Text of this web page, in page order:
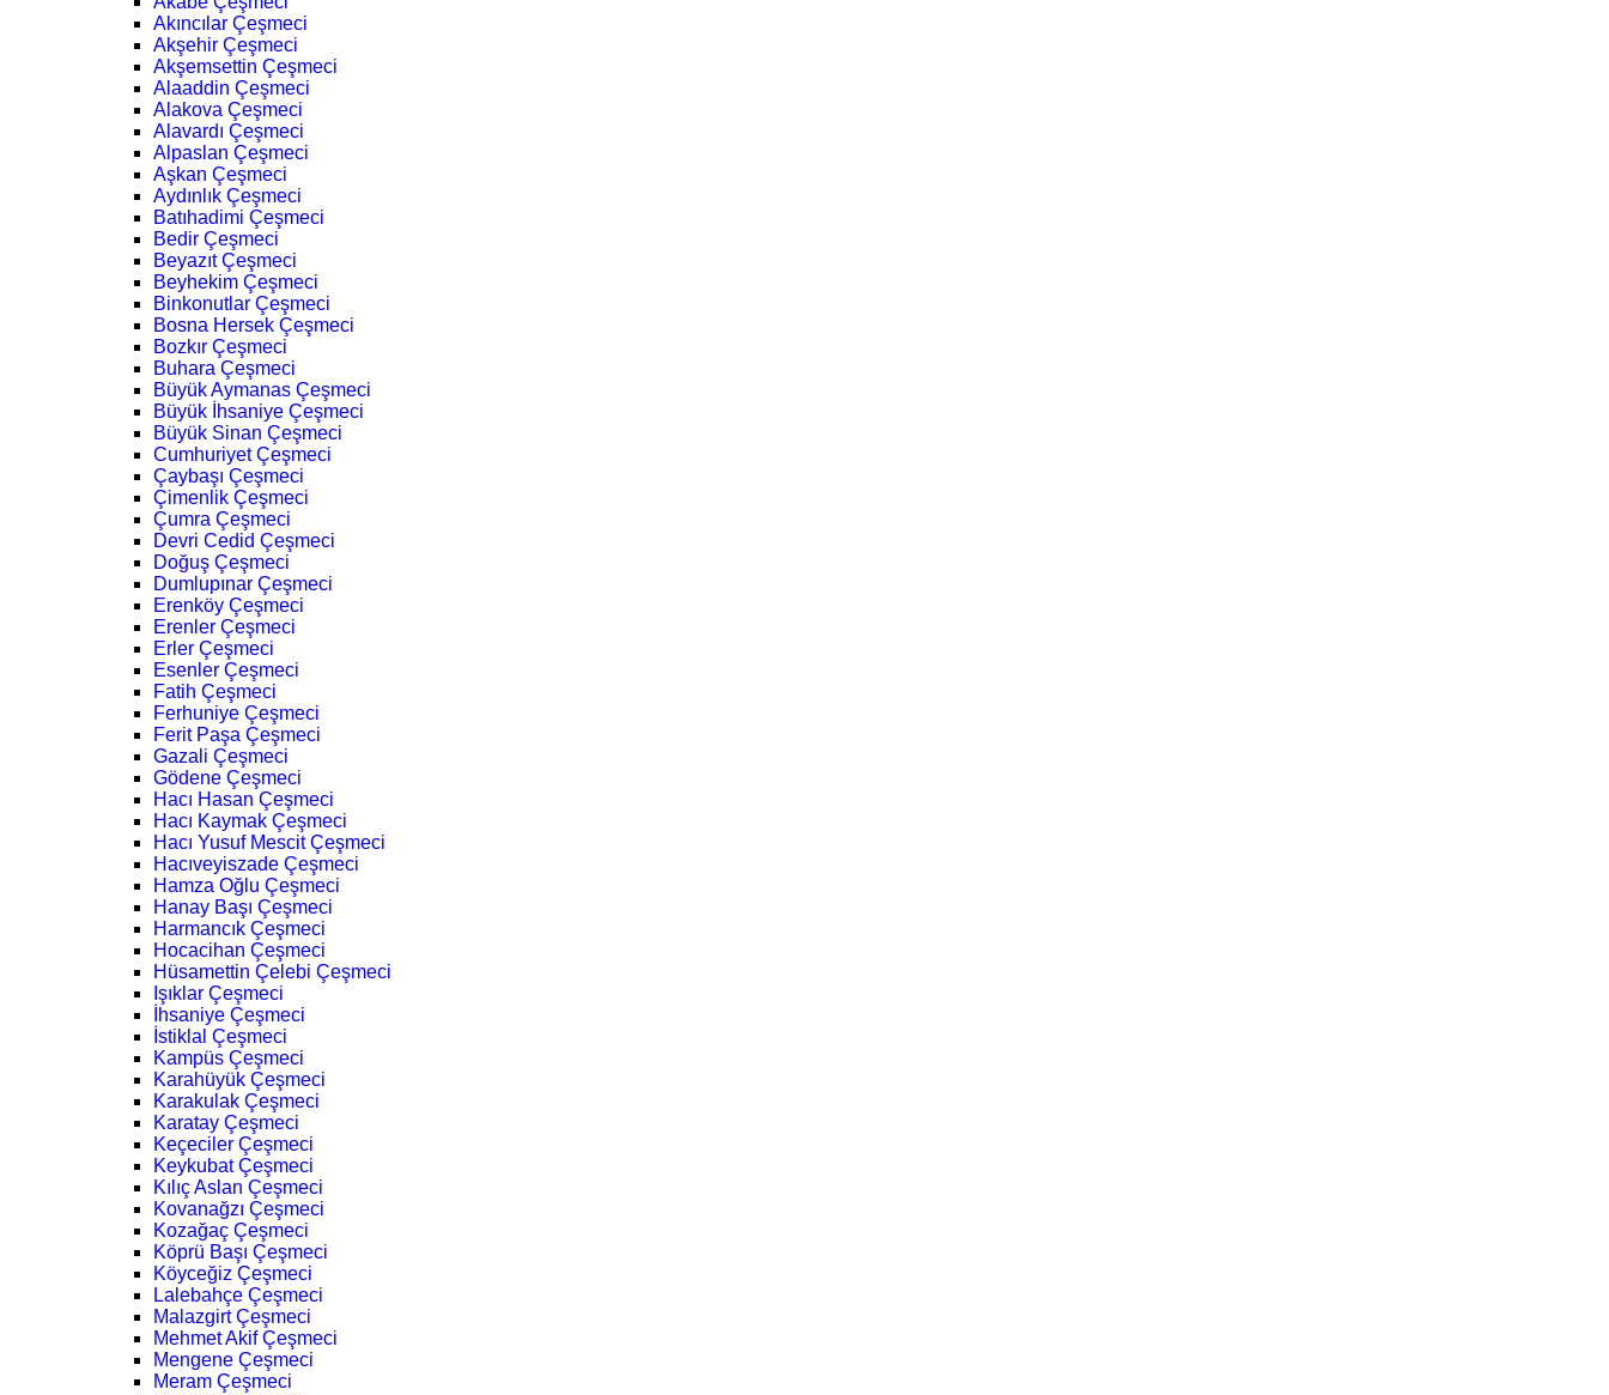
Akıncılar Çeşmeci
Akşehir Çeşmeci
Akşemsettin Çeşmeci
Alaaddin Çeşmeci
Alakova Çeşmeci
Alavardı Çeşmeci
Alpaslan Çeşmeci
Aşkan Çeşmeci
Aydınlık Çeşmeci
Batıhadimi Çeşmeci
Bedir Çeşmeci
Beyazıt Çeşmeci
Beyhekim Çeşmeci
Binkonutlar Çeşmeci
Bosna Hersek Çeşmeci
Bozkır Çeşmeci
Buhara Çeşmeci
Büyük Aymanas Çeşmeci
Büyük İhsaniye Çeşmeci
Büyük Sinan Çeşmeci
Cumhuriyet Çeşmeci
Çaybaşı Çeşmeci
Çimenlik Çeşmeci
Çumra Çeşmeci
Devri Cedid Çeşmeci
Doğuş Çeşmeci
Dumlupınar Çeşmeci
Erenköy Çeşmeci
Erenler Çeşmeci
Erler Çeşmeci
Esenler Çeşmeci
Fatih Çeşmeci
Ferhuniye Çeşmeci
Ferit Paşa Çeşmeci
Gazali Çeşmeci
Gödene Çeşmeci
Hacı Hasan Çeşmeci
Hacı Kaymak Çeşmeci
Hacı Yusuf Mescit Çeşmeci
Hacıveyiszade Çeşmeci
Hamza Oğlu Çeşmeci
Hanay Başı Çeşmeci
Harmancık Çeşmeci
Hocacihan Çeşmeci
Hüsamettin Çelebi Çeşmeci
Işıklar Çeşmeci
İhsaniye Çeşmeci
İstiklal Çeşmeci
Kampüs Çeşmeci
Karahüyük Çeşmeci
Karakulak Çeşmeci
Karatay Çeşmeci
Keçeciler Çeşmeci
Keykubat Çeşmeci
Kılıç Aslan Çeşmeci
Kovanağzı Çeşmeci
Kozağaç Çeşmeci
Köprü Başı Çeşmeci
Köyceğiz Çeşmeci
Lalebahçe Çeşmeci
Malazgirt Çeşmeci
Mehmet Akif Çeşmeci
Mengene Çeşmeci
Meram Çeşmeci